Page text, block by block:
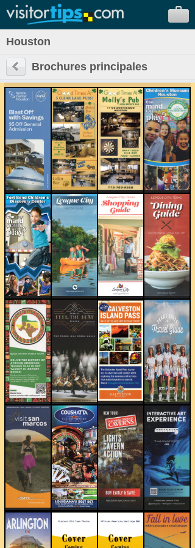
Houston
Brochures principales